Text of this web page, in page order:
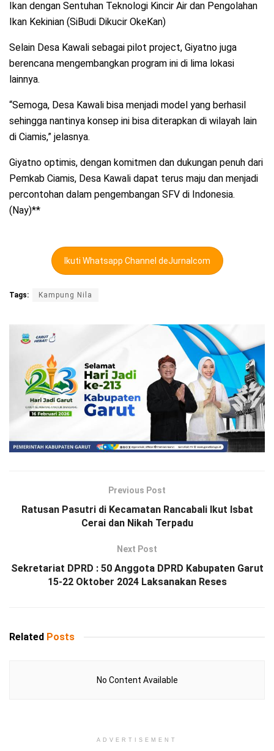
Ikan dengan Sentuhan Teknologi Kincir Air dan Pengolahan
Ikan Kekinian (SiBudi Dikucir OkeKan)
Selain Desa Kawali sebagai pilot project, Giyatno juga
berencana mengembangkan program ini di lima lokasi
lainnya.
“Semoga, Desa Kawali bisa menjadi model yang berhasil
sehingga nantinya konsep ini bisa diterapkan di wilayah lain
di Ciamis,” jelasnya.
Giyatno optimis, dengan komitmen dan dukungan penuh dari
Pemkab Ciamis, Desa Kawali dapat terus maju dan menjadi
percontohan dalam pengembangan SFV di Indonesia.
(Nay)**
Ikuti Whatsapp Channel deJurnalcom
Tags: Kampung Nila
Previous Post
Ratusan Pasutri di Kecamatan Rancabali Ikut Isbat
Cerai dan Nikah Terpadu
Next Post
Sekretariat DPRD : 50 Anggota DPRD Kabupaten Garut
15-22 Oktober 2024 Laksanakan Reses
Related Posts
No Content Available
ADVERTISEMENT